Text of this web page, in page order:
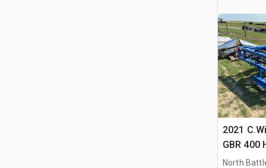
2021
GBR 400
Bag
North